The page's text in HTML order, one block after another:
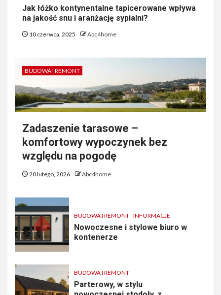
Jak łóżko kontynentalne tapicerowane wpływa
na jakość snu i aranżację sypialni?
10 czerwca, 2025 Abc4home
BUDOWA I REMONT
Zadaszenie tarasowe –
komfortowy wypoczynek bez
względu na pogodę
20 lutego, 2026 Abc4home
BUDOWA I REMONT INFORMACJE
Nowoczesne i stylowe biuro w
kontenerze
BUDOWA I REMONT
Parterowy, w stylu